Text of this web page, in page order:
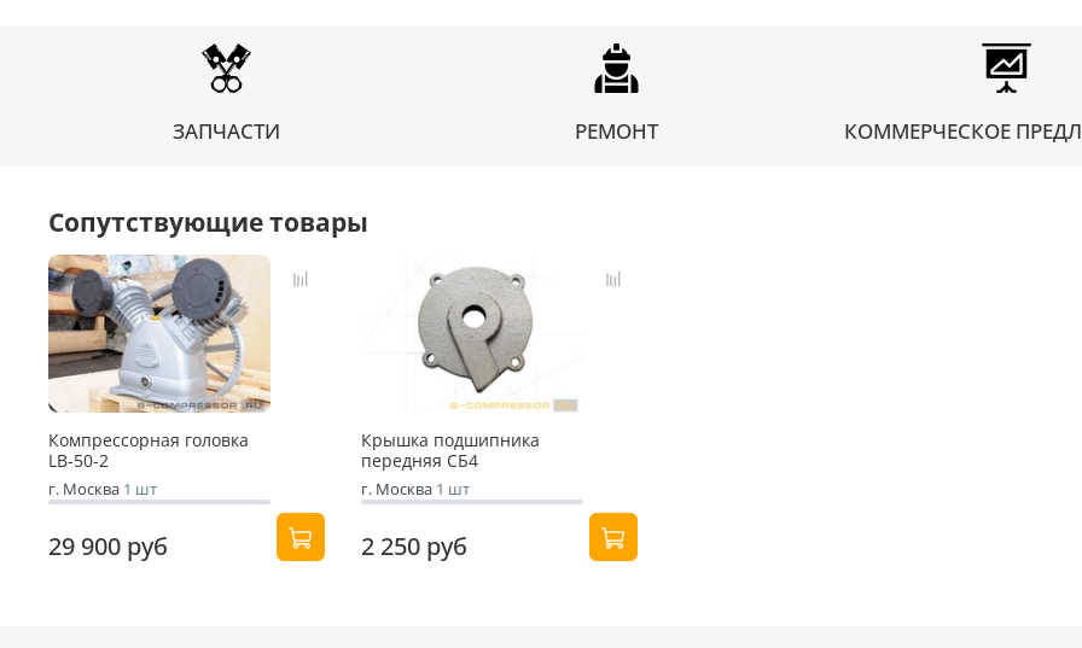
ЗАПЧАСТИ РЕМОНТ КОММЕРЧЕСКОЕ
Сопутствующие товары
Компрессорная головка
LB-50-2
г. Москва 1 шт
29 900 руб
Крышка подшипника
передняя СБ4
г. Москва 1 шт
2 250 руб